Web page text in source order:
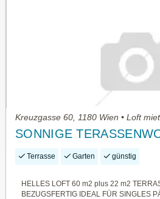
Kreuzgasse 60, 1180 Wien • Loft
SONNIGE
Terrasse Garten günstig
HELLES LOFT 60 m2 plus 22 m2
BEZUGSFERTIG IDEAL FÜR SINGLES